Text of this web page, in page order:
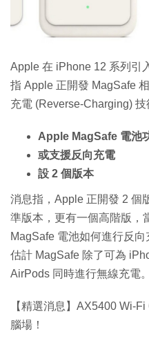
Apple 在 iPhone 12 系列引
指 Apple 正開發 MagSafe
充電 (Reverse-Charging) 技
Apple MagSafe 電池
或支援反向充電
設 2 個版本
消息指，Apple 正開發 2 個
準版本，更有一個高階版，
MagSafe 電池如何進行反
估計 MagSafe 除了可為
AirPods 同時進行無線充電。
【精選消息】AX5400 Wi-
腦場！